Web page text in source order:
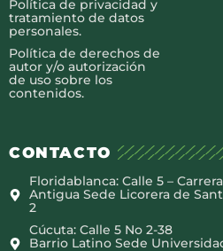
Política de privacidad y
tratamiento de datos
personales.
Política de derechos de
autor y/o autorización
de uso sobre los
contenidos.
CONTACTO
Floridablanca: Calle 5 –
Antigua Sede Licorera de
2
Cúcuta: Calle 5 No 2-38
Barrio Latino Sede